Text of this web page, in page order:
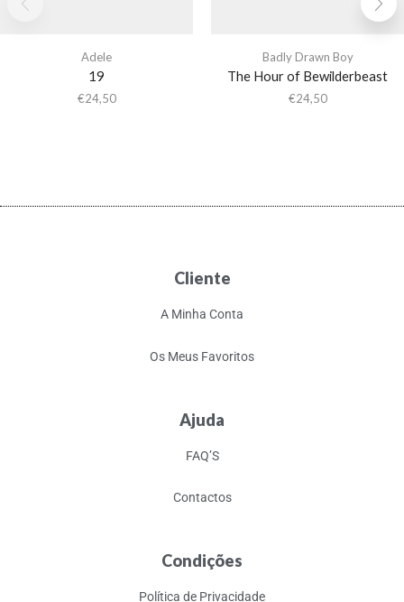
Adele
19
€24,50
Badly Drawn Boy
The Hour of Bewilderbeast
€24,50
Cliente
A Minha Conta
Os Meus Favoritos
Ajuda
FAQ’S
Contactos
Condições
Política de Privacidade